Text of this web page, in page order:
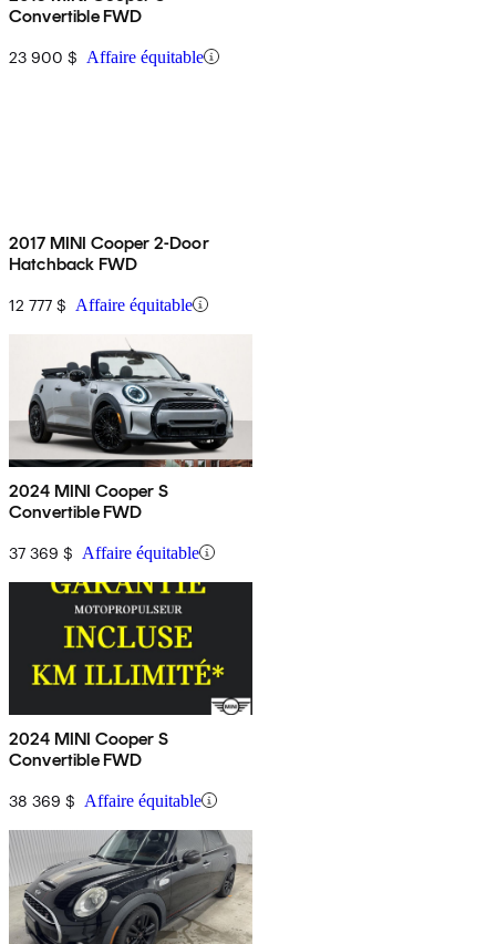
Convertible FWD
23 900 $ Affaire équitable
2017 MINI Cooper 2-Door
Hatchback FWD
12 777 $ Affaire équitable
2024 MINI Cooper S
Convertible FWD
37 369 $ Affaire équitable
2024 MINI Cooper S
Convertible FWD
38 369 $ Affaire équitable